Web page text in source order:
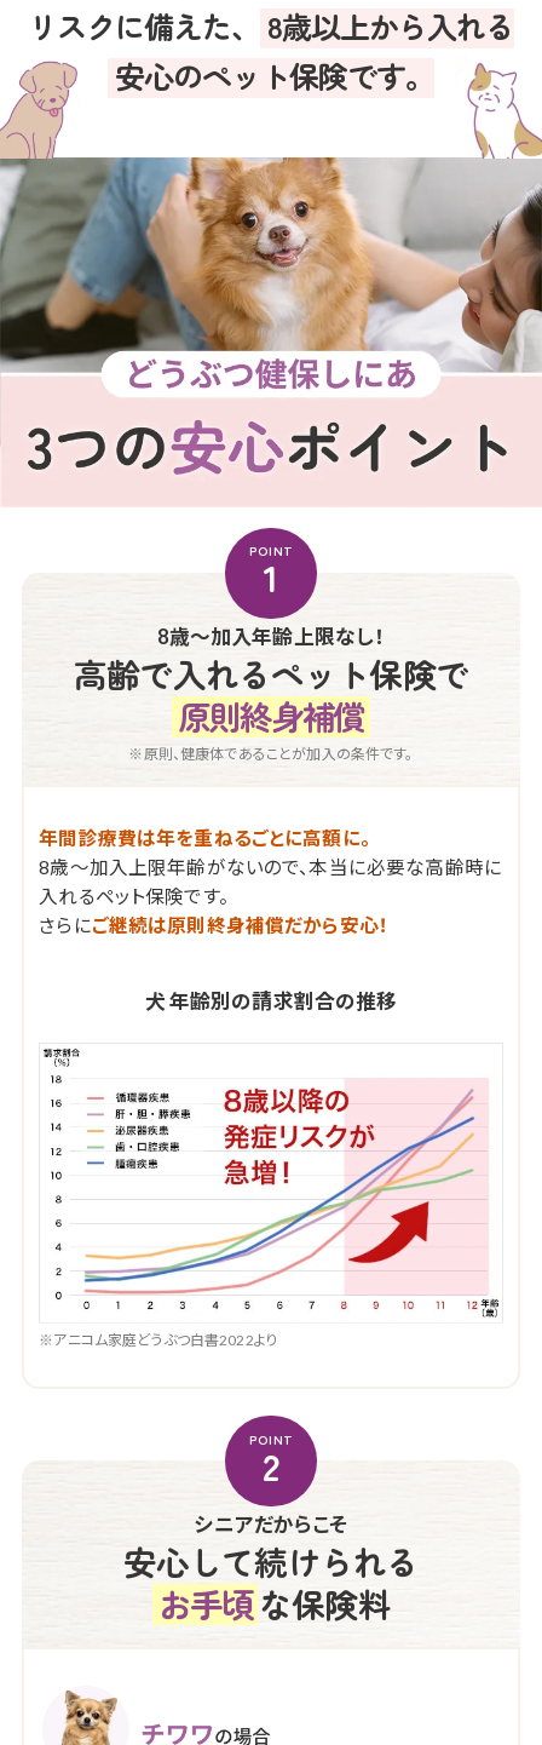
リスクに備えた、
8歳以上から入れる
安心のペット保険です。
POINT
1
8歳〜加入年齢上限なし！
高齢で入れるペット保険で
原則終身補償
※原則、健康体であることが加入の条件です。
年間診療費は年を重ねるごとに高額に。
8歳～加入上限年齢がないので、本当に必要な高齢時に
入れるペット保険です。
さらにご継続は原則終身補償だから安心！
犬 年齢別の請求割合の推移
※アニコム家庭どうぶつ白書2022より
POINT
2
シニアだからこそ
安心して続けられる
お手頃な保険料